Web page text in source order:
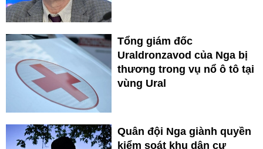
Tổng giám đốc
Uraldronzavod của Nga bị
thương trong vụ nổ ô tô tại
vùng Ural
Quân đội Nga giành quyền
kiểm soát khu dân cư